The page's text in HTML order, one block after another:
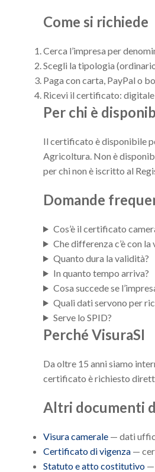
Come si richiede
Cerca l’impresa per
Scegli la tipologia
Paga con carta, PayPal o
Ricevi il certificato:
Per chi è
Il certificato è disponibile
Agricoltura. Non è
per chi non è iscritto al
Domande
Cos’è il certificato
Che differenza c’è con la
Quanto dura la validità?
In quanto tempo arriva?
Cosa succede se
Quali dati servono per
Serve lo SPID?
Perché VisuraSI
Da oltre 15 anni siamo
certificato è richiesto
Altri documenti
Visura camerale — dati
Certificato di vigenza —
Statuto e atto costitutivo —